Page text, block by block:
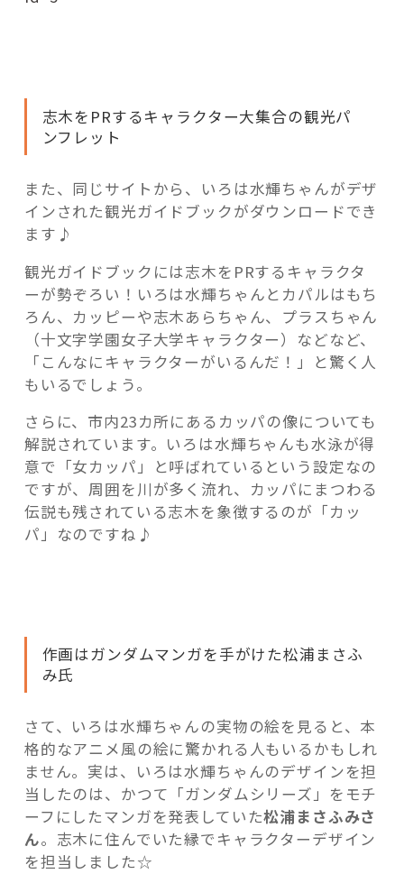
志木をPRするキャラクター大集合の観光パ
ンフレット
また、同じサイトから、いろは水輝ちゃんがデザ
インされた観光ガイドブックがダウンロードでき
ます♪
観光ガイドブックには志木をPRするキャラクタ
ーが勢ぞろい！いろは水輝ちゃんとカパルはもち
ろん、カッピーや志木あらちゃん、プラスちゃん
（十文字学園女子大学キャラクター）などなど、
「こんなにキャラクターがいるんだ！」と驚く人
もいるでしょう。
さらに、市内23カ所にあるカッパの像についても
解説されています。いろは水輝ちゃんも水泳が得
意で「女カッパ」と呼ばれているという設定なの
ですが、周囲を川が多く流れ、カッパにまつわる
伝説も残されている志木を象徴するのが「カッ
パ」なのですね♪
作画はガンダムマンガを手がけた松浦まさふ
み氏
さて、いろは水輝ちゃんの実物の絵を見ると、本
格的なアニメ風の絵に驚かれる人もいるかもしれ
ません。実は、いろは水輝ちゃんのデザインを担
当したのは、かつて「ガンダムシリーズ」をモチ
ーフにしたマンガを発表していた松浦まさふみさ
ん。志木に住んでいた縁でキャラクターデザイン
を担当しました☆